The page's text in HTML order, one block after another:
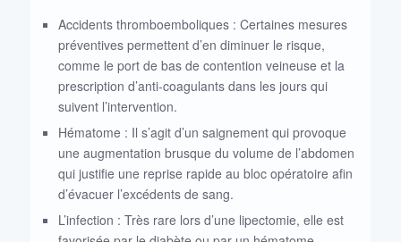
Accidents thromboemboliques : Certaines mesures
préventives permettent d’en diminuer le risque,
comme le port de bas de contention veineuse et la
prescription d’anti-coagulants dans les jours qui
suivent l’intervention.
Hématome : Il s’agit d’un saignement qui provoque
une augmentation brusque du volume de l’abdomen
qui justifie une reprise rapide au bloc opératoire afin
d’évacuer l’excédents de sang.
L’infection : Très rare lors d’une lipectomie, elle est